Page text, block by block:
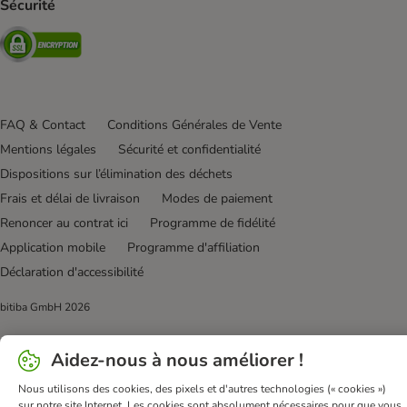
Sécurité
Security
FAQ & Contact
Conditions Générales de Vente
Mentions légales
Sécurité et confidentialité
Dispositions sur l’élimination des déchets
Frais et délai de livraison
Modes de paiement
Renoncer au contrat ici
Programme de fidélité
Application mobile
Programme d'affiliation
Déclaration d'accessibilité
bitiba GmbH 2026
Aidez-nous à nous améliorer !
Nous utilisons des cookies, des pixels et d'autres technologies (« cookies »)